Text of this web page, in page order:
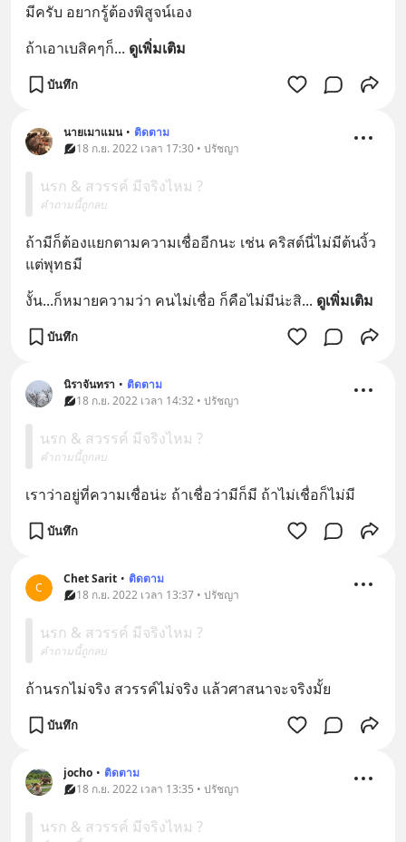
มีครับ อยากรู้ต้องพิสูจน์เอง
ถ้าเอาเบสิคๆก็... ดูเพิ่มเติม
บันทึก
นายเมาแมน • ติดตาม
18 ก.ย. 2022 เวลา 17:30 • ปรัชญา
นรก & สวรรค์ มีจริงไหม ?
คำถามนี้ถูกลบ
ถ้ามีก็ต้องแยกตามความเชื่ออีกนะ เช่น คริสต์นี่ไม่มีต้นงิ้ว
แต่พุทธมี
งั้น...ก็หมายความว่า คนไม่เชื่อ ก็คือไม่มีน่ะสิ... ดูเพิ่มเติม
บันทึก
นิราจันทรา • ติดตาม
18 ก.ย. 2022 เวลา 14:32 • ปรัชญา
นรก & สวรรค์ มีจริงไหม ?
คำถามนี้ถูกลบ
เราว่าอยู่ที่ความเชื่อน่ะ ถ้าเชื่อว่ามีก็มี ถ้าไม่เชื่อก็ไม่มี
บันทึก
C
Chet Sarit • ติดตาม
18 ก.ย. 2022 เวลา 13:37 • ปรัชญา
นรก & สวรรค์ มีจริงไหม ?
คำถามนี้ถูกลบ
ถ้านรกไม่จริง สวรรค์ไม่จริง แล้วศาสนาจะจริงมั้ย
บันทึก
jocho • ติดตาม
18 ก.ย. 2022 เวลา 13:35 • ปรัชญา
นรก & สวรรค์ มีจริงไหม ?